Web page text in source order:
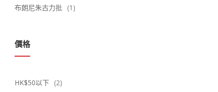
布朗尼朱古力批 (1)
價格
HK$50以下 (2)